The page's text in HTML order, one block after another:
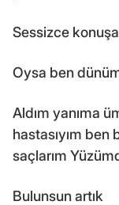
Sessizce
Oysa ben
Aldım yanıma
hastasıyım ben
saçlarım
Bulunsun artık